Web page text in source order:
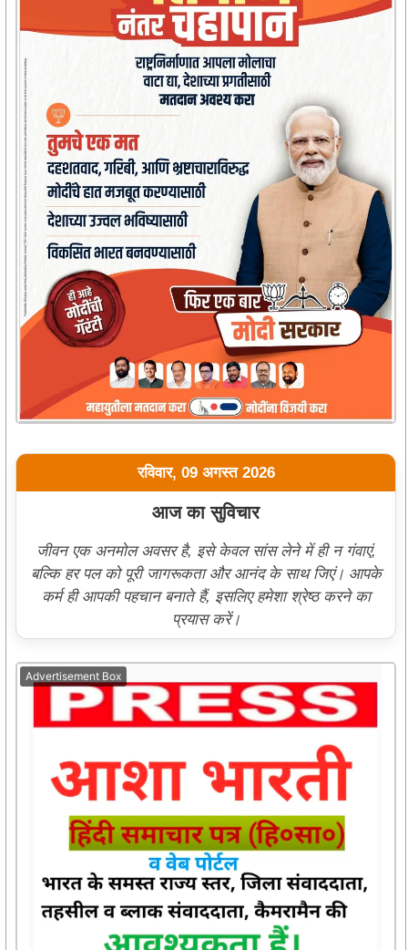
रविवार, 09 अगस्त 2026
आज का सुविचार
जीवन एक अनमोल अवसर है, इसे केवल सांस लेने में ही न गंवाएं,
बल्कि हर पल को पूरी जागरूकता और आनंद के साथ जिएं। आपके
कर्म ही आपकी पहचान बनाते हैं, इसलिए हमेशा श्रेष्ठ करने का
प्रयास करें।
Advertisement Box